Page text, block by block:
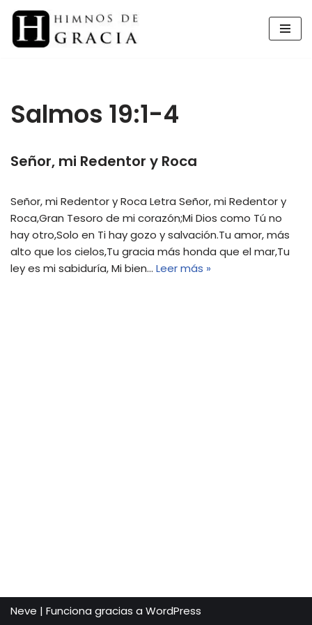
Saltar
Salmos 19:1-4
Señor, mi Redentor y Roca
Señor, mi Redentor y Roca Letra Señor, mi Redentor y
Roca,Gran Tesoro de mi corazón;Mi Dios como Tú no
hay otro,Solo en Ti hay gozo y salvación.Tu amor, más
alto que los cielos,Tu gracia más honda que el mar,Tu
ley es mi sabiduría, Mi bien… Leer más »
Neve | Funciona gracias a WordPress